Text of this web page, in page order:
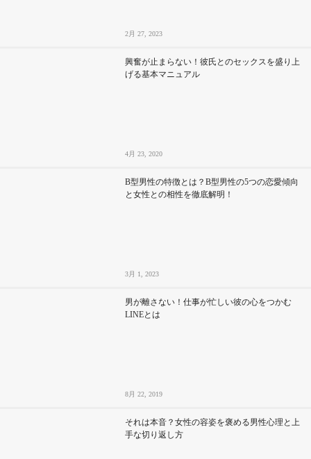
2月 27, 2023
興奮が止まらない！彼氏とのセックスを盛り上
げる基本マニュアル
4月 23, 2020
B型男性の特徴とは？B型男性の5つの恋愛傾向
と女性との相性を徹底解明！
3月 1, 2023
男が離さない！仕事が忙しい彼の心をつかむ
LINEとは
8月 22, 2019
それは本音？女性の容姿を褒める男性心理と上
手な切り返し方